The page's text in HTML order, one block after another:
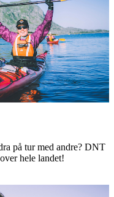
på tur med andre? DNT
hele landet!